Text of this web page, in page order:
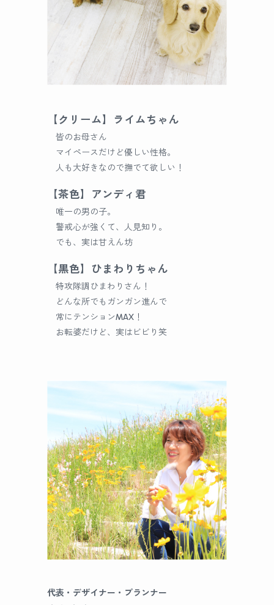
【クリーム】ライムちゃん
皆のお母さん
マイペースだけど優しい性格。
人も大好きなので撫でて欲しい！
【茶色】アンディ君
唯一の男の子。
警戒心が強くて、人見知り。
でも、実は甘えん坊
【黒色】ひまわりちゃん
特攻隊調ひまわりさん！
どんな所でもガンガン進んで
常にテンションMAX！
お転婆だけど、実はビビり笑
代表・デザイナー・プランナー